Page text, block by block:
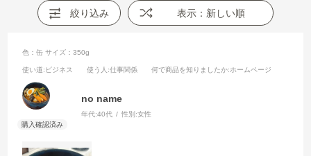
絞り込み 表示：新しい順
色：缶 サイズ：350g
使い道:ビジネス 使う人 :仕事関係 何で商品を知りましたか:ホームページ
no name
年代:40代 性別:女性